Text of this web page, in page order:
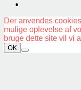
Der anvendes
mulige oplevelse af
bruge dette site vil vi
OK